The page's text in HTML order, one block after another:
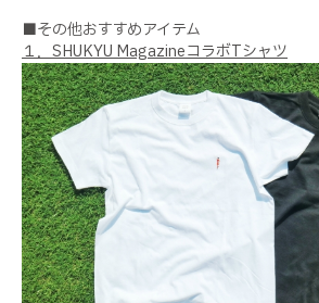
■その他おすすめアイテム
１．SHUKYU MagazineコラボTシャツ